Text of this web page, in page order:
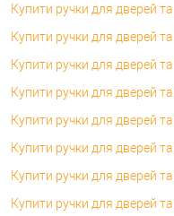
Купити ручки для дверей
Купити ручки для дверей та
Купити ручки для дверей та
Купити ручки для дверей
Купити ручки для дверей
Купити ручки для дверей
Купити ручки для дверей
Купити ручки для дверей